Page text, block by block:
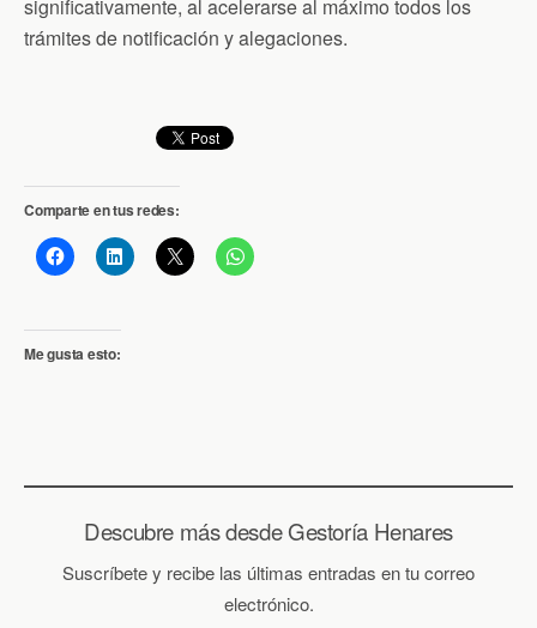
significativamente, al acelerarse al máximo todos los
trámites de notificación y alegaciones.
Comparte en tus redes:
Me gusta esto:
Descubre más desde Gestoría Henares
Suscríbete y recibe las últimas entradas en tu correo
electrónico.